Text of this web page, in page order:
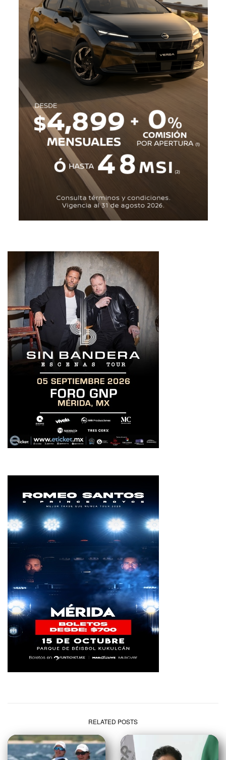
RELATED POSTS